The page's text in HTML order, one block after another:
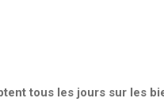
tous les jours sur les